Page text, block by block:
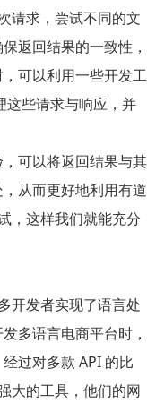
请求，尝试不同的文
返回结果的一致性，
可以利用一些开发工
些请求与响应，并
可以将返回结果与其
从而更好地利用有道
，这样我们就能充分
开发者实现了语言处
多语言电商平台时，
过对多款 API 的比
大的工具，他们的网